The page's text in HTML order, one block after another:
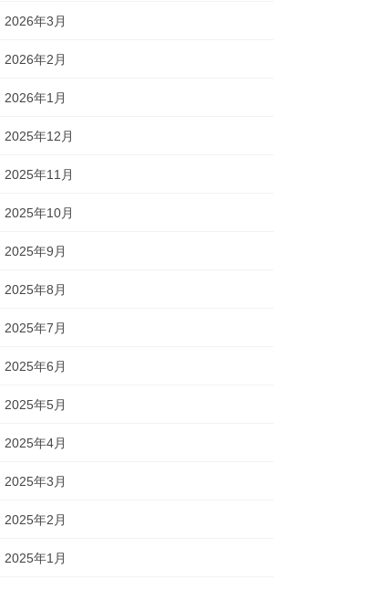
2026年3月
2026年2月
2026年1月
2025年12月
2025年11月
2025年10月
2025年9月
2025年8月
2025年7月
2025年6月
2025年5月
2025年4月
2025年3月
2025年2月
2025年1月